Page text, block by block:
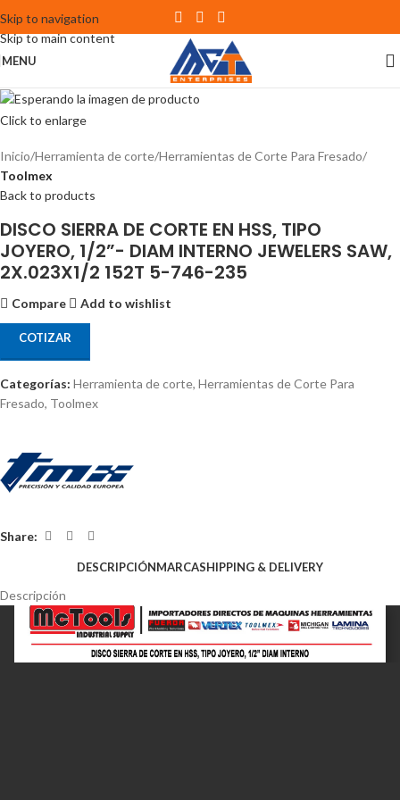
Skip to navigation
Skip to main content
MENU
Click to enlarge
Inicio Herramienta de corte Herramientas de Corte Para Fresado
Toolmex
Back to products
DISCO SIERRA DE CORTE EN HSS, TIPO
JOYERO, 1/2”- DIAM INTERNO JEWELERS SAW,
2X.023X1/2 152T 5-746-235
Compare Add to wishlist
COTIZAR
Categorías: Herramienta de corte, Herramientas de Corte Para
Fresado, Toolmex
Share:
DESCRIPCIÓNMARCASHIPPING & DELIVERY
Descripción